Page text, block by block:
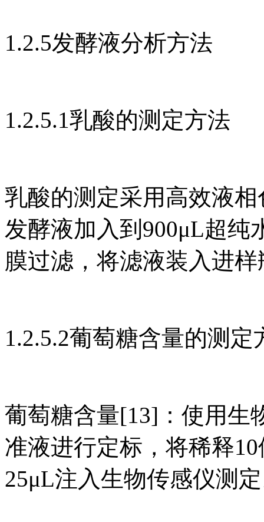
1.2.5发酵液分析方法
1.2.5.1乳酸的测定方法
乳酸的测定采用高效液
发酵液加入到900μL超纯
膜过滤，将滤液装入进
1.2.5.2葡萄糖含量的测定
葡萄糖含量[13]：使用生
准液进行定标，将稀释
25μL注入生物传感仪测